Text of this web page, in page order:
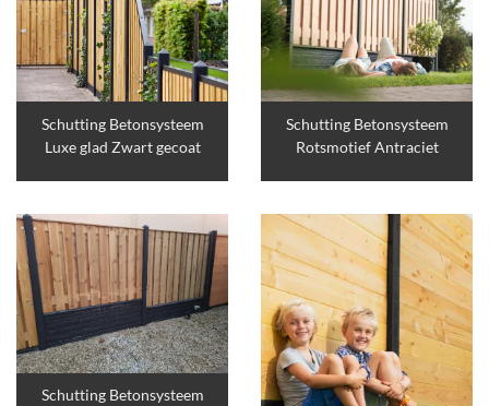
Schutting Betonsysteem
Luxe glad Zwart gecoat
Schutting Betonsysteem
Rotsmotief Antraciet
Schutting Betonsysteem